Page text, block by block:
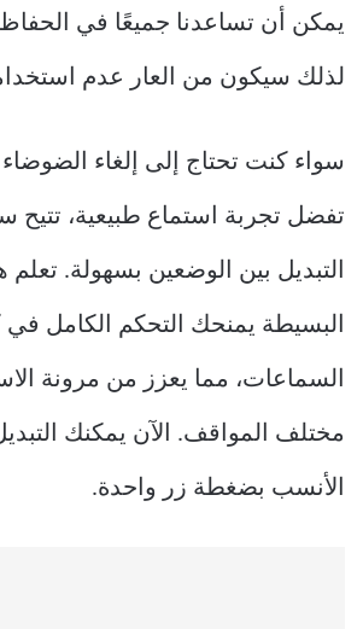
يمكن أن تساعدنا جميعًا في
لذلك سيكون من العار عدم
سواء كنت تحتاج إلى إلغاء
التبديل بين الوضعين بسهولة.
البسيطة يمنحك التحكم الكامل في
السماعات، مما يعزز من مرونة
مختلف المواقف. الآن يمكنك
الأنسب بضغطة زر واحدة.